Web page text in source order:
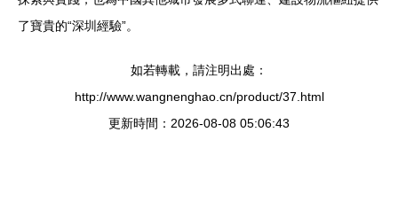
了寶貴的“深圳經驗”。
如若轉載，請注明出處：
http://www.wangnenghao.cn/product/37.html
更新時間：2026-08-08 05:06:43